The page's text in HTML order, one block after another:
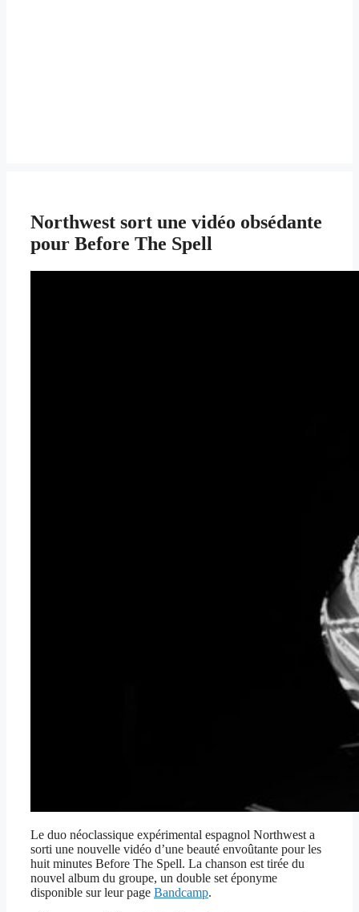
Northwest sort une vidéo obsédante
pour Before The Spell
Le duo néoclassique expérimental espagnol Northwest a
sorti une nouvelle vidéo d’une beauté envoûtante pour les
huit minutes Before The Spell. La chanson est tirée du
nouvel album du groupe, un double set éponyme
disponible sur leur page Bandcamp.